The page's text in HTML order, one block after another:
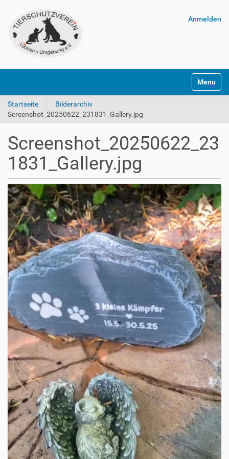
Anmelden
Startseite
Bilderarchiv
Screenshot_20250622_231831_Gallery.jpg
Screenshot_20250622_23
1831_Gallery.jpg